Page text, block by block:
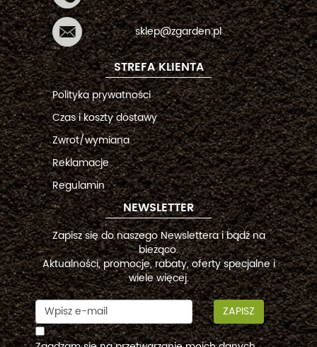
sklep@zgarden.pl
STREFA KLIENTA
Polityka prywatności
Czas i koszty dostawy
Zwrot/wymiana
Reklamacje
Regulamin
NEWSLETTER
Zapisz się do naszego Newslettera i bądź na
bieżąco.
Aktualności, promocje, rabaty, oferty specjalne i
wiele więcej.
ZAPISZ